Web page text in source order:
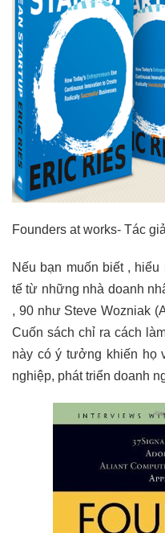
Founders at works- Tác
Nếu bạn muốn biết ,
tế từ những nhà doanh
, 90 như Steve Wozniak
Cuốn sách chỉ ra cách
này có ý tưởng khiến họ
nghiệp, phát triển doanh